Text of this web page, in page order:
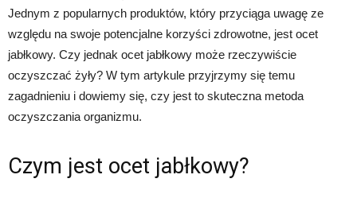
Jednym z popularnych produktów, który przyciąga uwagę ze
względu na swoje potencjalne korzyści zdrowotne, jest ocet
jabłkowy. Czy jednak ocet jabłkowy może rzeczywiście
oczyszczać żyły? W tym artykule przyjrzymy się temu
zagadnieniu i dowiemy się, czy jest to skuteczna metoda
oczyszczania organizmu.
Czym jest ocet jabłkowy?